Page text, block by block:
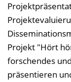
Projekt "Hört
forschendes
präsentieren